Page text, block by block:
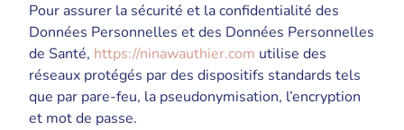
Pour assurer la sécurité et la confidentialité des
Données Personnelles et des Données Personnelles
de Santé, https://ninawauthier.com utilise des
réseaux protégés par des dispositifs standards tels
que par pare-feu, la pseudonymisation, l’encryption
et mot de passe.